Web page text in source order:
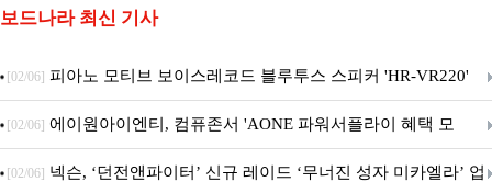
보드나라 최신 기사
[02/06] 피아노 모티브 보이스레코드 블루투스 스피커 'HR-VR220'
출시
[02/06] 에이원아이엔티, 컴퓨존서 'AONE 파워서플라이 혜택 모
음.ZIP' 이벤트 진행
[02/06] 넥슨, ‘던전앤파이터’ 신규 레이드 ‘무너진 성자 미카엘라’ 업